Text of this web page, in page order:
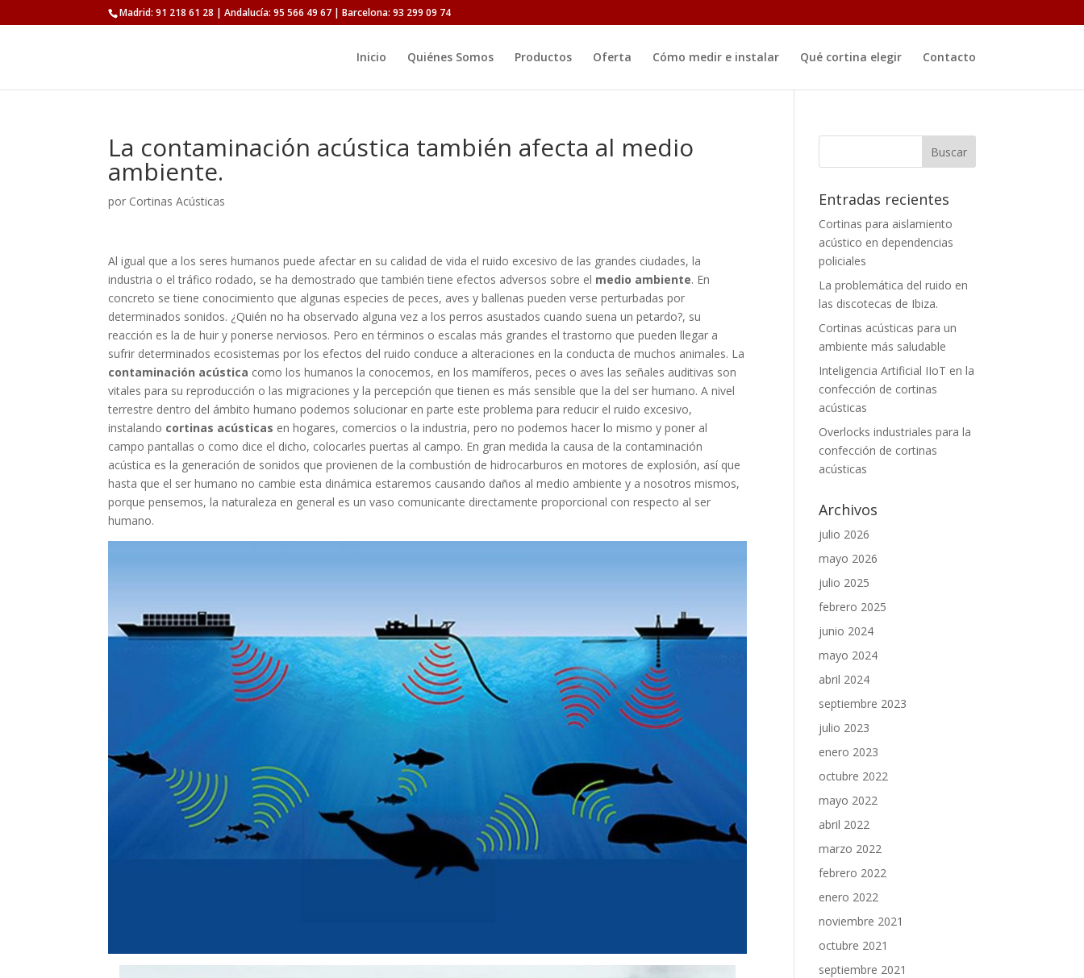
Madrid: 91 218 61 28 | Andalucía: 95 566 49 67 | Barcelona: 93 299 09 74
Inicio Quiénes Somos Productos Oferta Cómo medir e instalar Qué cortina elegir Contacto
La contaminación acústica también afecta al medio
ambiente.
por Cortinas Acústicas
Al igual que a los seres humanos puede afectar en su calidad de vida el ruido excesivo de las grandes ciudades, la
industria o el tráfico rodado, se ha demostrado que también tiene efectos adversos sobre el medio ambiente. En
concreto se tiene conocimiento que algunas especies de peces, aves y ballenas pueden verse perturbadas por
determinados sonidos. ¿Quién no ha observado alguna vez a los perros asustados cuando suena un petardo?, su
reacción es la de huir y ponerse nerviosos. Pero en términos o escalas más grandes el trastorno que pueden llegar a
sufrir determinados ecosistemas por los efectos del ruido conduce a alteraciones en la conducta de muchos animales. La
contaminación acústica como los humanos la conocemos, en los mamíferos, peces o aves las señales auditivas son
vitales para su reproducción o las migraciones y la percepción que tienen es más sensible que la del ser humano. A nivel
terrestre dentro del ámbito humano podemos solucionar en parte este problema para reducir el ruido excesivo,
instalando cortinas acústicas en hogares, comercios o la industria, pero no podemos hacer lo mismo y poner al
campo pantallas o como dice el dicho, colocarles puertas al campo. En gran medida la causa de la contaminación
acústica es la generación de sonidos que provienen de la combustión de hidrocarburos en motores de explosión, así que
hasta que el ser humano no cambie esta dinámica estaremos causando daños al medio ambiente y a nosotros mismos,
porque pensemos, la naturaleza en general es un vaso comunicante directamente proporcional con respecto al ser
humano.
Entradas recientes
Cortinas para aislamiento
acústico en dependencias
policiales
La problemática del ruido en
las discotecas de Ibiza.
Cortinas acústicas para un
ambiente más saludable
Inteligencia Artificial IIoT en la
confección de cortinas
acústicas
Overlocks industriales para la
confección de cortinas
acústicas
Archivos
julio 2026
mayo 2026
julio 2025
febrero 2025
junio 2024
mayo 2024
abril 2024
septiembre 2023
julio 2023
enero 2023
octubre 2022
mayo 2022
abril 2022
marzo 2022
febrero 2022
enero 2022
noviembre 2021
octubre 2021
septiembre 2021